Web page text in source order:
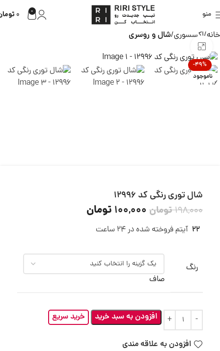
منو 0
0
خانه اکسسوری شال و روسری
-49%
ناموجود
شال توری رنگی کد 12996
198,000تومان 100,000 تومان
22 آیتم فروخته شده در 24 ساعت
رنگ
صاف
افزودن به سبد خرید خرید سریع
افزودن به علاقه مندی